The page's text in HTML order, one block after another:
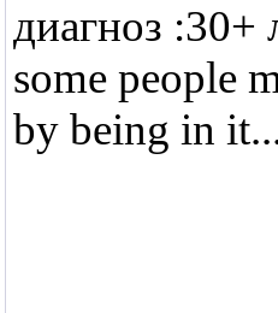
диагноз :30+
some people
by being in